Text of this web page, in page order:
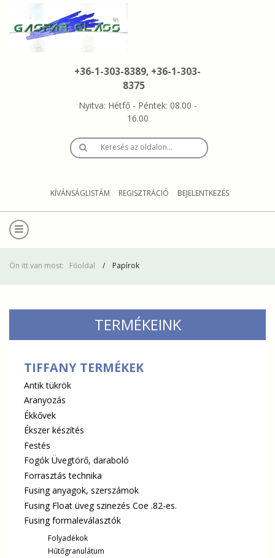
+36-1-303-8389, +36-1-303-
8375
Nyitva: Hétfő - Péntek: 08.00 -
16.00
Keresés az oldalon…
KÍVÁNSÁGLISTÁM REGISZTRÁCIÓ BEJELENTKEZÉS
Ön itt van most: Főoldal Papírok
TERMÉKEINK
TIFFANY TERMÉKEK
Antik tükrök
Aranyozás
Ékkővek
Ékszer készítés
Festés
Fogók Üvegtörő, daraboló
Forrasztás technika
Fusing anyagok, szerszámok
Fusing Float üveg szinezés Coe .82-es.
Fusing formaleválasztók
Folyadékok
Hűtőgranulátum